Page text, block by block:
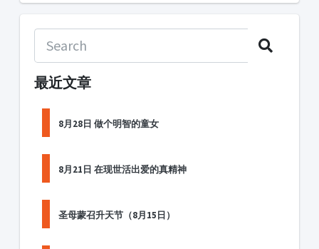
最近文章
8月28日 做个明智的童女
8月21日 在现世活出爱的真精神
圣母蒙召升天节（8月15日）